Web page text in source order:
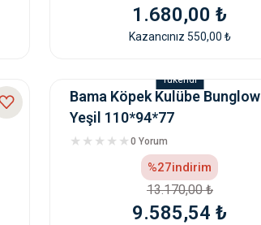
1.680,00 ₺
Kazancınız 550,00 ₺
Tükendi
Bama Köpek Kulübe Bunglow
Yeşil 110*94*77
0 Yorum
%27indirim
13.170,00 ₺
9.585,54 ₺